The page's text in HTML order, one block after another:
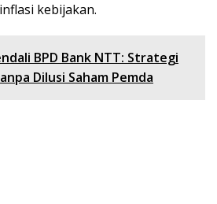
kebijakan.
BPD Bank NTT: Strategi
Dilusi Saham Pemda